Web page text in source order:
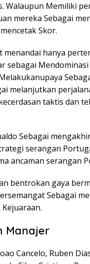
Walaupun Memiliki
mereka Sebagai
Skor.
hanya
sebagai
melanjutkan
taktis dan
Sebagai
serangan
ancaman serangan
bentrokan gaya
Sebagai
Manajer
Cancelo, Ruben